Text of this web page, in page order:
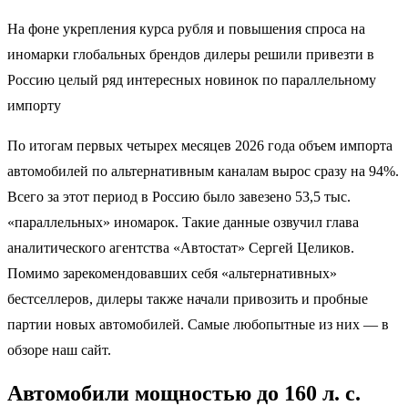
На фоне укрепления курса рубля и повышения спроса на
иномарки глобальных брендов дилеры решили привезти в
Россию целый ряд интересных новинок по параллельному
импорту
По итогам первых четырех месяцев 2026 года объем импорта
автомобилей по альтернативным каналам вырос сразу на 94%.
Всего за этот период в Россию было завезено 53,5 тыс.
«параллельных» иномарок. Такие данные озвучил глава
аналитического агентства «Автостат» Сергей Целиков.
Помимо зарекомендовавших себя «альтернативных»
бестселлеров, дилеры также начали привозить и пробные
партии новых автомобилей. Самые любопытные из них — в
обзоре наш сайт.
Автомобили мощностью до 160 л. с.